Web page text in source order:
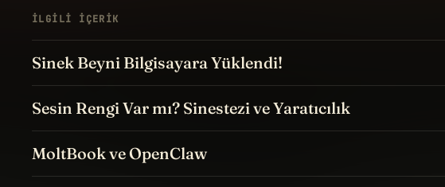
İLGILI IÇERIK
Sinek Beyni Bilgisayara Yüklendi!
Sesin Rengi Var mı? Sinestezi ve Yaratıcılık
MoltBook ve OpenClaw